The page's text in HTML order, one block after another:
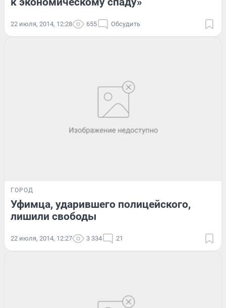
22 июля, 2014, 12:28 655 Обсудить
ГОРОД
Уфимца, ударившего полицейского,
лишили свободы
22 июля, 2014, 12:27 3 334 21